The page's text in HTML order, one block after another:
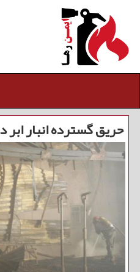
حریق گسترده انبار